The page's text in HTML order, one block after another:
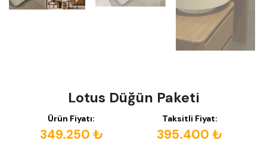
Lotus Düğün Paketi
Ürün Fiyatı:
349.250 ₺
Taksitli Fiyat:
395.400 ₺